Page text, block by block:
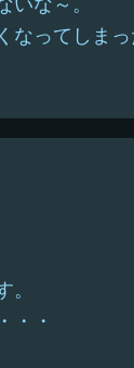
いな～。
なってしまっ
。
・・